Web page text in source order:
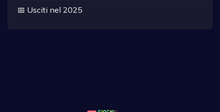
📅 Usciti nel 2025